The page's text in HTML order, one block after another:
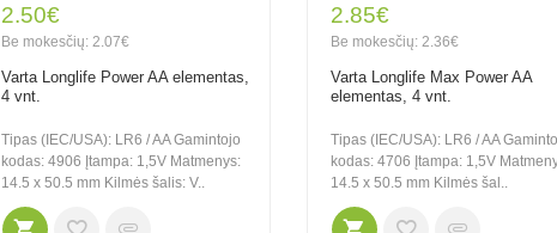
2.50€
Be mokesčių: 2.07€
Varta Longlife Power AA elementas,
4 vnt.
Tipas (IEC/USA): LR6 / AA Gamintojo
kodas: 4906 Įtampa: 1,5V Matmenys:
14.5 x 50.5 mm Kilmės šalis: V..
2.85€
Be mokesčių: 2.36€
Varta Longlife Max Power AA
elementas, 4 vnt.
Tipas (IEC/USA): LR6 / AA
kodas: 4706 Įtampa: 1,5V
14.5 x 50.5 mm Kilmės šal..